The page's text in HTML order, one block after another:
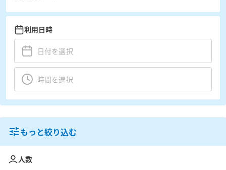
利用日時
もっと絞り込む
人数